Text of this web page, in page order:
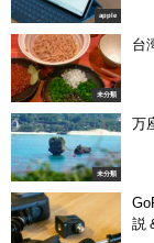
apple
未分類
台
未分類
万
説